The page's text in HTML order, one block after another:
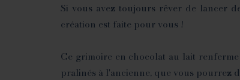
Si vous avez toujours rêver de lancer
création est faite pour vous !
Ce grimoire en chocolat au lait
pralinés à l'ancienne, que vous pourrez